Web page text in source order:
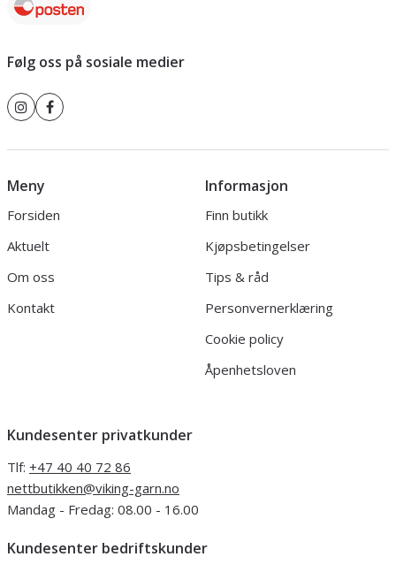
Følg oss på sosiale medier
Meny
Forsiden
Aktuelt
Om oss
Kontakt
Informasjon
Finn butikk
Kjøpsbetingelser
Tips & råd
Personvernerklæring
Cookie policy
Åpenhetsloven
Kundesenter privatkunder
Tlf: +47 40 40 72 86
nettbutikken@viking-garn.no
Mandag - Fredag: 08.00 - 16.00
Kundesenter bedriftskunder